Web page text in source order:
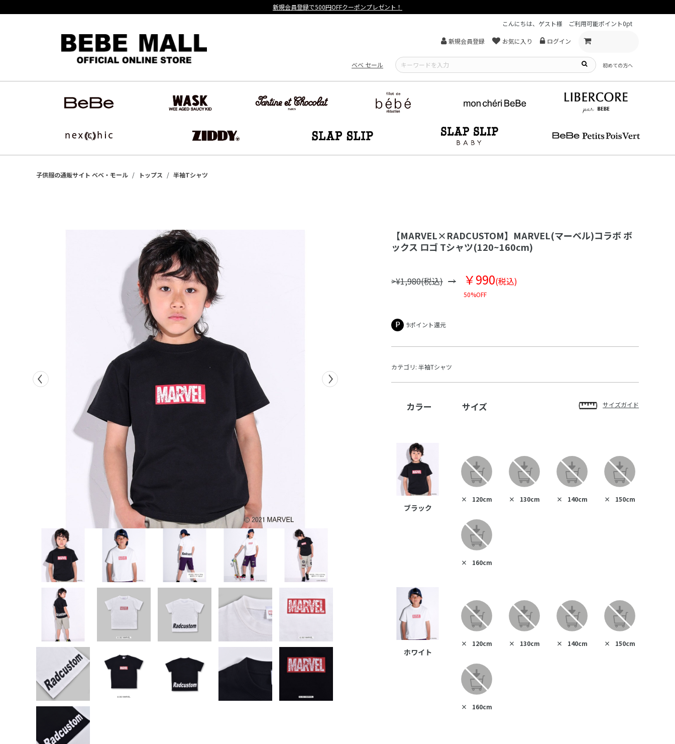
新規会員登録で500円OFFクーポンプレゼント！
こんにちは、ゲスト様
ご利用可能ポイント0pt
新規会員登録 お気に入り ログイン
べべ セール 初めての方へ
子供服の通販サイト ベベ・モール トップス 半袖Tシャツ
【MARVEL×RADCUSTOM】MARVEL(マーベル)コラボ ボ
ックス ロゴ Tシャツ(120~160cm)
>¥1,980(税込) ￥990(税込)
50%OFF
9ポイント還元
カテゴリ: 半袖Tシャツ
カラー サイズ サイズガイド
ブラック
× 120cm × 130cm × 140cm × 150cm
× 160cm
ホワイト
× 120cm × 130cm × 140cm × 150cm
× 160cm